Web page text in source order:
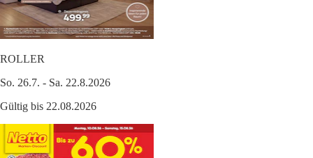
ROLLER
So. 26.7. - Sa. 22.8.2026
Gültig bis 22.08.2026